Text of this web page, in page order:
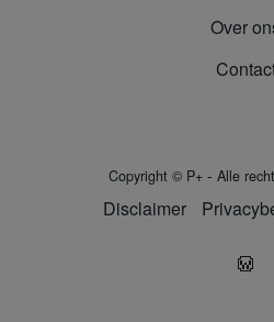
Over
Copyright © P+ - Alle
Disclaimer